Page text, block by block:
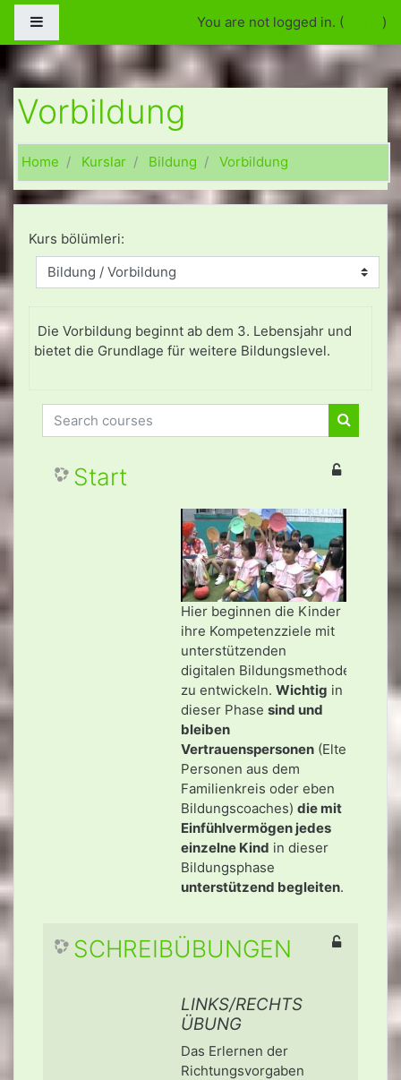
Skip to main content
You are not logged in. ( )
Vorbildung
Home Kurslar Bildung Vorbildung
Kurs bölümleri:
Die Vorbildung beginnt ab dem 3. Lebensjahr und
bietet die Grundlage für weitere Bildungslevel.
Search courses
Search
Start
Hier beginnen die Kinder
ihre Kompetenzziele mit
unterstützenden
digitalen Bildungsmethoden
zu entwickeln.Wichtig in
dieser Phasesind und
bleiben
Vertrauenspersonen (Eltern,
Personen aus dem
Familienkreis oder eben
Bildungscoaches)die mit
Einfühlvermögen jedes
einzelne Kind in dieser
Bildungsphase
unterstützend begleiten.
SCHREIBÜBUNGEN
LINKS/RECHTS
ÜBUNG
Das Erlernen der
Richtungsvorgaben